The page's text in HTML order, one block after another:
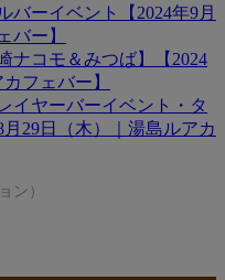
バーイベント【2024年9月
バー】
ナコモ＆みつば】【2024
フェバー】
イヤーバーイベント・タ
29日（木）｜湯島ルアカ
ン）